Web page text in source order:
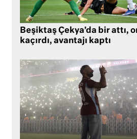
Beşiktaş Çekya’da bir attı,
kaçırdı, avantajı kaptı